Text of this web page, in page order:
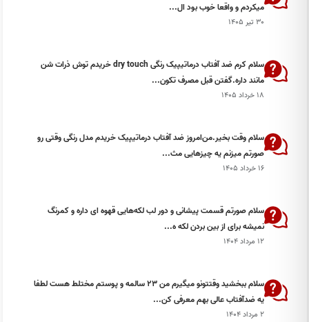
میکردم و واقعا خوب بود ال...
۳۰ تیر ۱۴۰۵
سلام کرم ضد آفتاب درماتیپیک رنگی dry touch خریدم توش ذرات شن
مانند داره.گفتن قبل مصرف تکون...
۱۸ خرداد ۱۴۰۵
سلام وقت بخیر.من‌امروز ضد آفتاب درماتیپیک خریدم مدل رنگی وقتی رو
صورتم میزنم یه چيزهايی مث...
۱۶ خرداد ۱۴۰۵
سلام صورتم قسمت پیشانی و دور لب لکه‌هایی قهوه ای داره و کمرنگ
نمیشه برای از بین بردن لکه ه...
۱۲ مرداد ۱۴۰۴
سلام ببخشید وقتتونو میگیرم من ۲۳ سالمه و پوستم مختلط هست لطفا
یه ضدآفتاب عالی بهم معرفی کن...
۲ مرداد ۱۴۰۴